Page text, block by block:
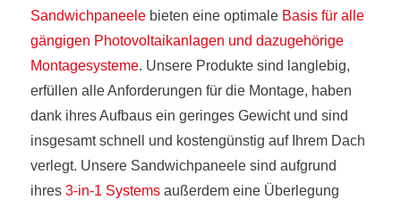
Sandwichpaneelebieten eine optimale Basis für alle
gängigen Photovoltaikanlagen und dazugehörige
Montagesysteme. Unsere Produkte sind langlebig,
erfüllen alle Anforderungen für die Montage, haben
dank ihres Aufbaus ein geringes Gewicht und sind
insgesamt schnell und kostengünstig auf Ihrem Dach
verlegt. Unsere Sandwichpaneele sind aufgrund
ihres 3-in-1 Systemsaußerdem eine Überlegung